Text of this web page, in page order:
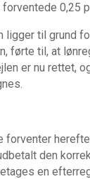
0,25
ligger til grund
førte til, at
er nu rettet,
forventer
den
en